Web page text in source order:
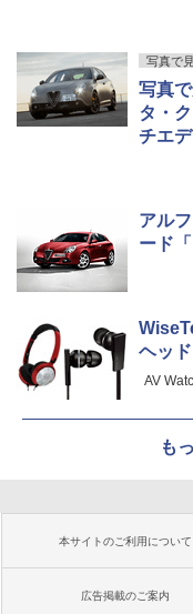
写真で
写真
タ・
チエデ
アル
ード「
ヘッ
AV
も
本サイトのご利用について
広告掲載のご案内